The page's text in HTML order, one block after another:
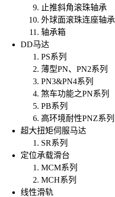
止推斜角滚珠轴承
外球面滚珠连座轴承
轴承箱
DD马达
PS系列
薄型PN、PN2系列
PN3&PN4系列
煞车功能之PN系列
PB系列
高环境耐性PNZ系列
超大扭矩伺服马达
SR系列
定位承载滑台
MCM系列
MCH系列
线性滑轨